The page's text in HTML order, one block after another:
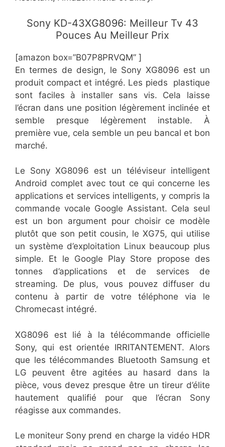
Sony KD-43XG8096: Meilleur Tv 43
Pouces Au Meilleur Prix
[amazon box=”B07P8PRVQM” ]
En termes de design, le Sony XG8096 est un
produit compact et intégré. Les pieds plastique
sont faciles à installer sans vis. Cela laisse
l’écran dans une position légèrement inclinée et
semble presque légèrement instable. À
première vue, cela semble un peu bancal et bon
marché.
Le Sony XG8096 est un téléviseur intelligent
Android complet avec tout ce qui concerne les
applications et services intelligents, y compris la
commande vocale Google Assistant. Cela seul
est un bon argument pour choisir ce modèle
plutôt que son petit cousin, le XG75, qui utilise
un système d’exploitation Linux beaucoup plus
simple. Et le Google Play Store propose des
tonnes d’applications et de services de
streaming. De plus, vous pouvez diffuser du
contenu à partir de votre téléphone via le
Chromecast intégré.
XG8096 est lié à la télécommande officielle
Sony, qui est orientée IRRITANTEMENT. Alors
que les télécommandes Bluetooth Samsung et
LG peuvent être agitées au hasard dans la
pièce, vous devez presque être un tireur d’élite
hautement qualifié pour que l’écran Sony
réagisse aux commandes.
Le moniteur Sony prend en charge la vidéo HDR